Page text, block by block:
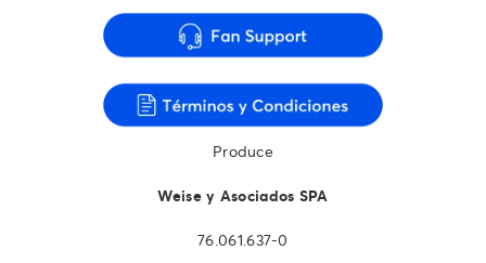
Produce
Weise y Asociados SPA
76.061.637-0